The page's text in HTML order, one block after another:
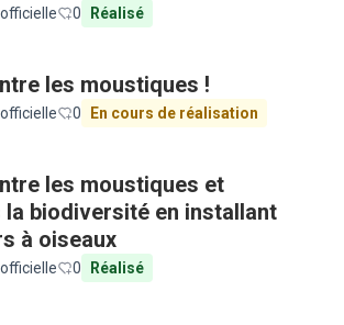
0 Réalisé
les moustiques !
0 En cours de réalisation
les moustiques et
biodiversité en installant
à oiseaux
0 Réalisé